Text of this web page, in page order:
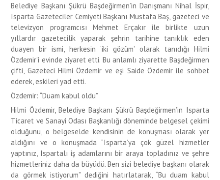
Belediye Başkanı Şükrü Başdeğirmen’in Danışmanı Nihal İspir,
Isparta Gazeteciler Cemiyeti Başkanı Mustafa Baş, gazeteci ve
televizyon programcısı Mehmet Erçakır ile birlikte uzun
yıllardır gazetecilik yaparak şehrin tarihine tanıklık eden
duayen bir ismi, herkesin ‘iki gözüm’ olarak tanıdığı Hilmi
Özdemir’i evinde ziyaret etti. Bu anlamlı ziyarette Başdeğirmen
çifti, Gazeteci Hilmi Özdemir ve eşi Saide Özdemir ile sohbet
ederek, eskileri yad etti.
Özdemir: “Duam kabul oldu”
Hilmi Özdemir, Belediye Başkanı Şükrü Başdeğirmen’in Isparta
Ticaret ve Sanayi Odası Başkanlığı döneminde belgesel çekimi
olduğunu, o belgeselde kendisinin de konuşması olarak yer
aldığını ve o konuşmada “Isparta’ya çok güzel hizmetler
yaptınız, Ispartalı iş adamlarını bir araya topladınız ve şehre
hizmetleriniz daha da büyüdü. Ben sizi belediye başkanı olarak
da görmek istiyorum” dediğini hatırlatarak, “Bu duam kabul